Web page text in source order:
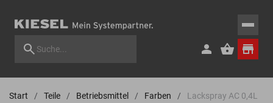
Start Teile
Betriebsmittel
Farben
Lackspray AC 0,4L